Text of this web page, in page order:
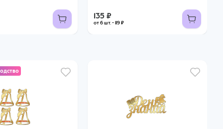
135 ₽
от 6 шт. - 119 ₽